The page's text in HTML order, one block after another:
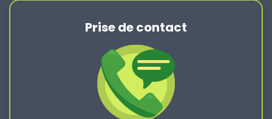
Prise de contact